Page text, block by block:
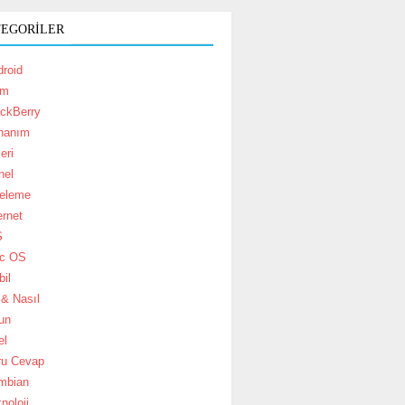
OS
Nasıl
Cevap